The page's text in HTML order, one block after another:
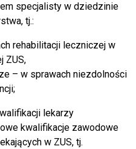
specjalisty w dziedzinie
tj.:
rehabilitacji leczniczej w
ZUS,
– w sprawach niezdolności
lekarzy
kwalifikacje zawodowe
w ZUS, tj.